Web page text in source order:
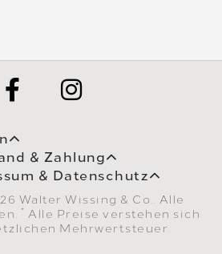
& Zahlung
& Datenschutz
Walter Wissing & Co.. Alle
* Alle Preise verstehen sich
Mehrwertsteuer.